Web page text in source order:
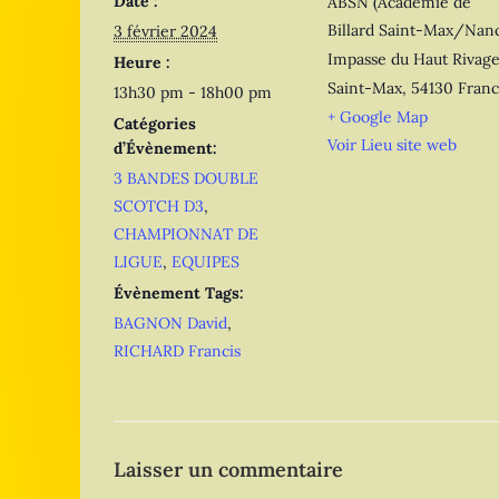
3 février 2024
Heure :
13h30 pm - 18h00 pm
Catégories
d’Évènement:
3 BANDES DOUBLE
SCOTCH D3,
CHAMPIONNAT DE
LIGUE, EQUIPES
Évènement Tags:
BAGNON David,
RICHARD Francis
Billard Saint-Max/
Impasse du Haut Rivage
Saint-Max, 54130
+ Google Map
Voir Lieu site web
Laisser un commentaire